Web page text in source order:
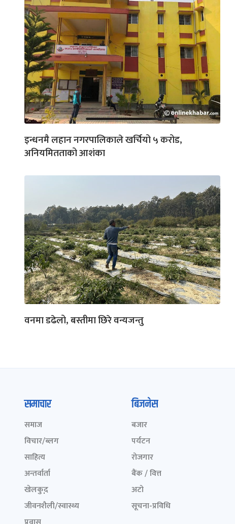
इन्धनमै लहान नगरपालिकाले खर्चियो ५ करोड,
अनियमितताको आशंका
वनमा डढेलो, बस्तीमा छिरे वन्यजन्तु
समाचार
समाज
विचार/ब्लग
साहित्य
अन्तर्वार्ता
खेलकुद़़
जीवनशैली/स्वास्थ्य
बिजनेस
बजार
पर्यटन
रोजगार
बैंक / वित्त
अटो
सूचना-प्रविधि